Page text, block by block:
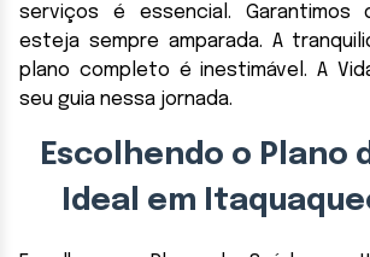
serviços é essencial. Garantimos
esteja sempre amparada. A
plano completo é inestimável. A
seu guia nessa jornada.
Escolhendo o Plano
Ideal em